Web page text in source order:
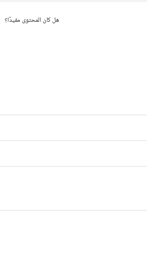
هل كان المحتوى مفيدًا؟